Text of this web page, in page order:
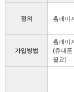
정의 홈페이
가입방법
홈페이
(휴대폰
필요)